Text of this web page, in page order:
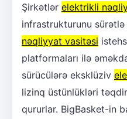
Şirkətlər elektrikli
infrastrukturunu sürətlə
nəqliyyat vasitəsi
platformaları ilə
sürücülərə eksklüziv
lizinq üstünlükləri
qururlar. BigBasket-in